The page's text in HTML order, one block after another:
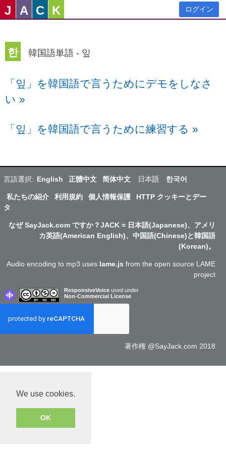
We use cookies.
OK
J A C K ログイン
한 韓国語単語 - 잎
「잎」を韓国語で言うためにデモをしなさ
い »
「잎」を韓国語で言うために練習する »
言語選択: English 正體中文 简体中文 日本語 한국어
私たちの紹介 利用規約 個人情報保護
HTTP クッキーとデー
タ
なぜ SayJack.com ですか？JACK = 日本語(Japanese)、アメリ
カ英語(American English)、中国語(Chinese)と韓国語
(Korean)。
Audio encoding to mp3 uses lame.js from the open source LAME
project
ResponsiveVoice used under
Non-Commercial License
著作権 @SayJack.com 2018